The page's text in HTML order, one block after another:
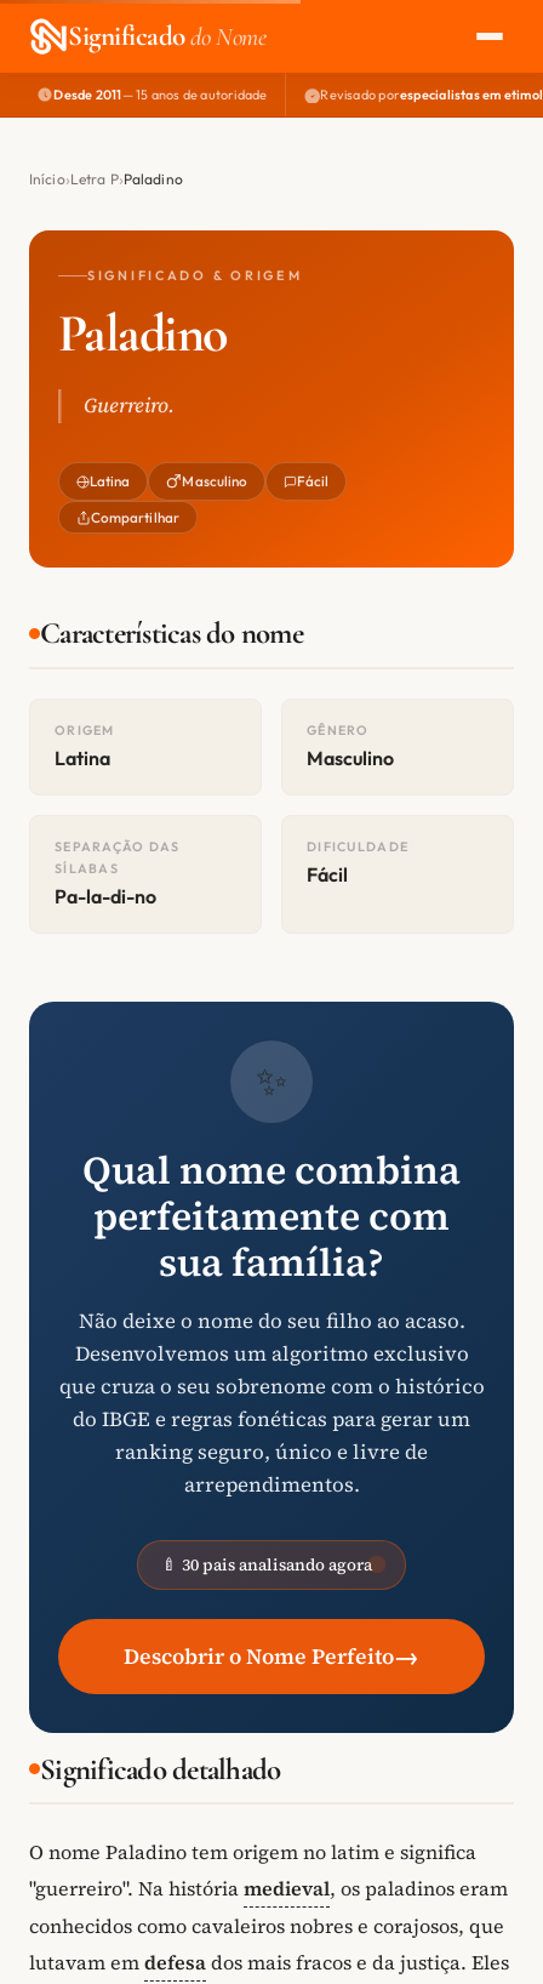
Significadodo Nome
EXPLORAR
NOME PERFEITO
Desde 2011— 15 anos de autoridade Revisado porespecialistas em
Início Letra P Paladino
SIGNIFICADO & ORIGEM
Paladino
Guerreiro.
Latina Masculino Fácil
Compartilhar
Características do nome
ORIGEM
Latina
GÊNERO
Masculino
SEPARAÇÃO DAS
SÍLABAS
Pa-la-di-no
DIFICULDADE
Fácil
✨
Qual nome combina
perfeitamente com
sua família?
Não deixe o nome do seu filho ao acaso.
Desenvolvemos um algoritmo exclusivo
que cruza o seu sobrenome com o histórico
do IBGE e regras fonéticas para gerar um
ranking seguro, único e livre de
arrependimentos.
🍼 30 pais analisando agora
Descobrir o Nome Perfeito→
Significado detalhado
O nome Paladino tem origem no latim e significa
"guerreiro". Na históriamedieval, os paladinos eram
conhecidos como cavaleiros nobres e corajosos, que
lutavam emdefesados mais fracos e da justiça. Eles